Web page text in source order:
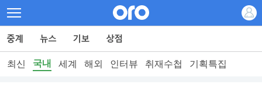
최신 국내 세계 해외 인터뷰 취재수첩 기획특집